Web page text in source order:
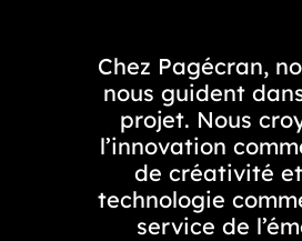
Chez Pagécran,
nous guident
projet. Nous
l’innovation
de créativité
technologie
service de